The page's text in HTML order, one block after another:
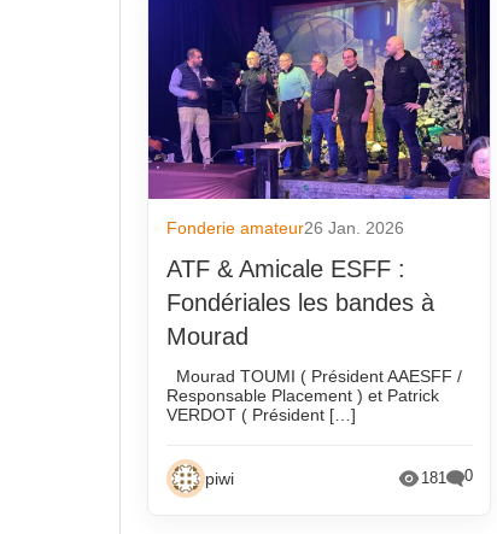
Fonderie amateur26 Jan. 2026
ATF & Amicale ESFF :
Fondériales les bandes à
Mourad
Mourad TOUMI ( Président AAESFF /
Responsable Placement ) et Patrick
VERDOT ( Président […]
piwi 181 0